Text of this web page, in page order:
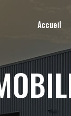
Accueil